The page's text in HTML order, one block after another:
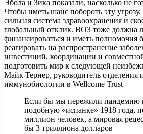
Эбола и Зика показали, насколько не
Чтобы иметь шанс побороть эту
сильная система здравоохранения и
глобальный отклик. ВОЗ тоже должна
финансироваться и иметь полномочия
реагировать на распространение
инвестиций, координации и
подготовить мир к следующей
Майк Тернер, руководитель отделения
иммунобиологии в Wellcome Trust
Если бы мы пережили пандемию
подобную «испанке» 1918 года,
миллион человек, а мировая
бы 3 триллиона долларов